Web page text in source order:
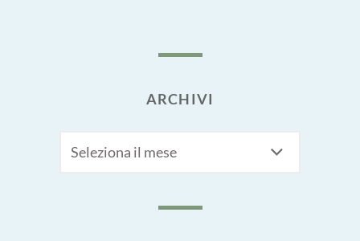
ARCHIVI